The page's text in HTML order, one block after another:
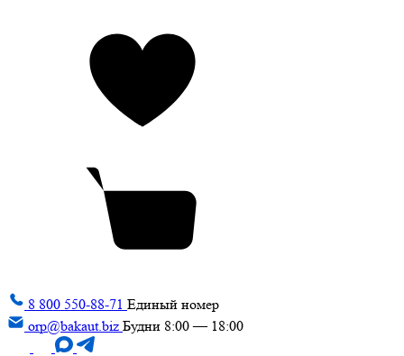
8 800 550-88-71 Единый номер
orp@bakaut.biz Будни 8:00 — 18:00